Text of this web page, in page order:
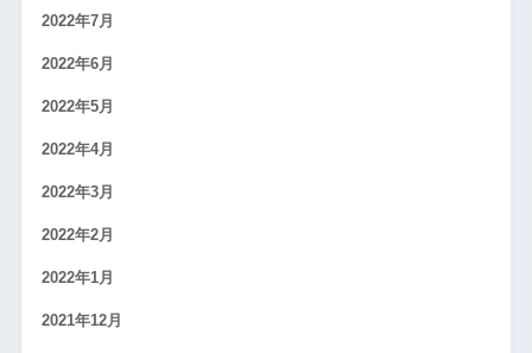
2022年7月
2022年6月
2022年5月
2022年4月
2022年3月
2022年2月
2022年1月
2021年12月